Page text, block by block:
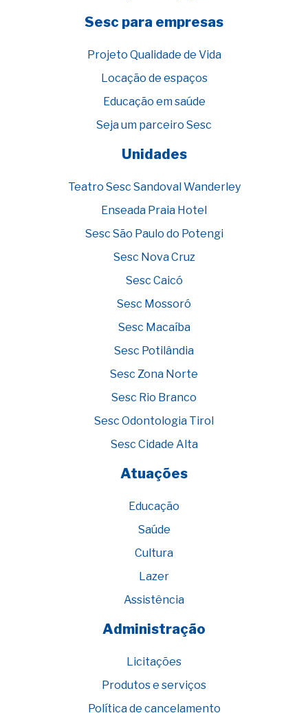
Sesc para empresas
Projeto Qualidade de Vida
Locação de espaços
Educação em saúde
Seja um parceiro Sesc
Unidades
Teatro Sesc Sandoval Wanderley
Enseada Praia Hotel
Sesc São Paulo do Potengi
Sesc Nova Cruz
Sesc Caicó
Sesc Mossoró
Sesc Macaíba
Sesc Potilândia
Sesc Zona Norte
Sesc Rio Branco
Sesc Odontologia Tirol
Sesc Cidade Alta
Atuações
Educação
Saúde
Cultura
Lazer
Assistência
Administração
Licitações
Produtos e serviços
Política de cancelamento